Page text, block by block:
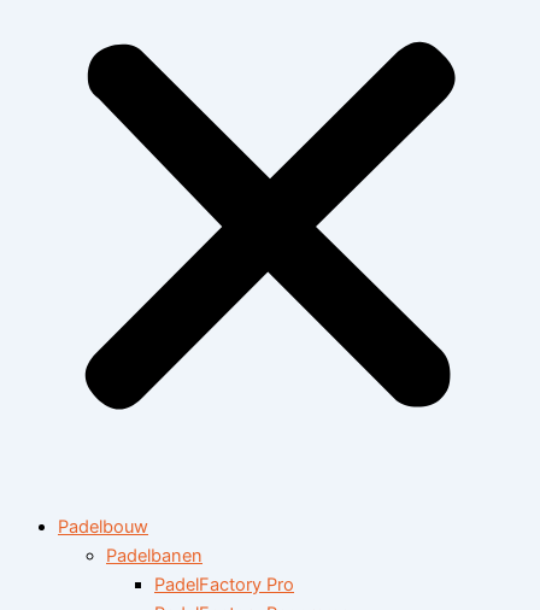
Padelbouw
Padelbanen
PadelFactory Pro